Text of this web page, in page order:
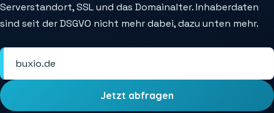
Serverstandort, SSL und das Domainalter. Inhaberdaten
sind seit der DSGVO nicht mehr dabei, dazu unten mehr.
Jetzt abfragen